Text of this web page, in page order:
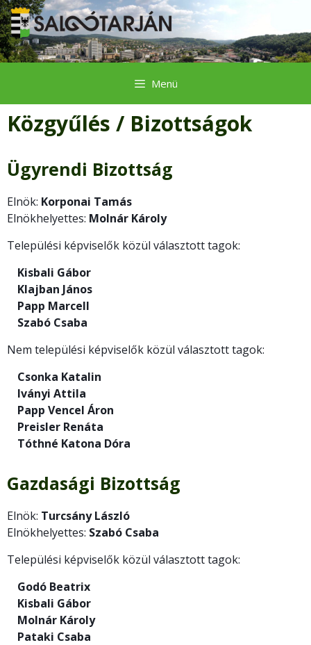
Kilépés
a
tartalomba
Menü
Közgyűlés / Bizottságok
Ügyrendi Bizottság
Elnök: Korponai Tamás
Elnökhelyettes: Molnár Károly
Települési képviselők közül választott tagok:
Kisbali Gábor
Klajban János
Papp Marcell
Szabó Csaba
Nem települési képviselők közül választott tagok:
Csonka Katalin
Iványi Attila
Papp Vencel Áron
Preisler Renáta
Tóthné Katona Dóra
Gazdasági Bizottság
Elnök: Turcsány László
Elnökhelyettes: Szabó Csaba
Települési képviselők közül választott tagok:
Godó Beatrix
Kisbali Gábor
Molnár Károly
Pataki Csaba